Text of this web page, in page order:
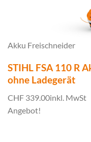
Akku Freischneider
STIHL FSA 110 R
ohne Ladegerät
CHF 339.00inkl. MwSt
Angebot!